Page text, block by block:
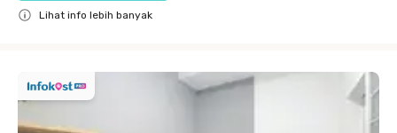
Lihat info lebih banyak